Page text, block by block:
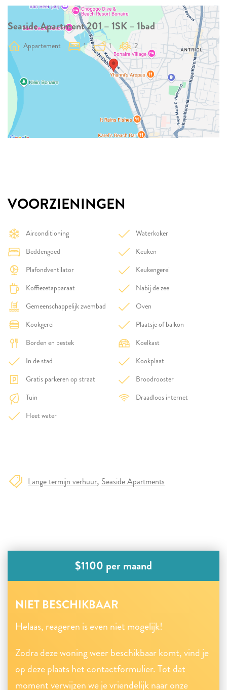
Seaside Apartment 201 – 1SK – 1bad
Appartement 1 1 2
VOORZIENINGEN
Airconditioning
Beddengoed
Plafondventilator
Koffiezetapparaat
Gemeenschappelijk zwembad
Kookgerei
Borden en bestek
In de stad
Gratis parkeren op straat
Tuin
Heet water
Waterkoker
Keuken
Keukengerei
Nabij de zee
Oven
Plaatsje of balkon
Koelkast
Kookplaat
Broodrooster
Draadloos internet
Lange termijn verhuur Seaside Apartments
$1100 per maand
NIET BESCHIKBAAR
Helaas, reageren is even niet mogelijk!
Zodra deze woning weer beschikbaar komt, vind je
op deze plaats het contactformulier. Tot dat
moment verwijzen we je vriendelijk naar onze